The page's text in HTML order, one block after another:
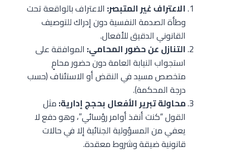
الاعتراف غير المتبصر: الاعتراف بالواقعة تحت
وطأة الصدمة النفسية دون إدراك للتوصيف
القانوني الدقيق للأفعال.
التنازل عن حضور المحامي: الموافقة على
استجواب النيابة العامة دون حضور محامٍ
متخصص مسيد في النقض أو الاستئناف (حسب
درجة المحكمة).
محاولة تبرير الأفعال بحجج إدارية:مثل
القول “كنت أنفذ أوامر رؤسائي”، وهو دفع لا
يعفي من المسؤولية الجنائية إلا في حالات
قانونية ضيقة وشروط معقدة.